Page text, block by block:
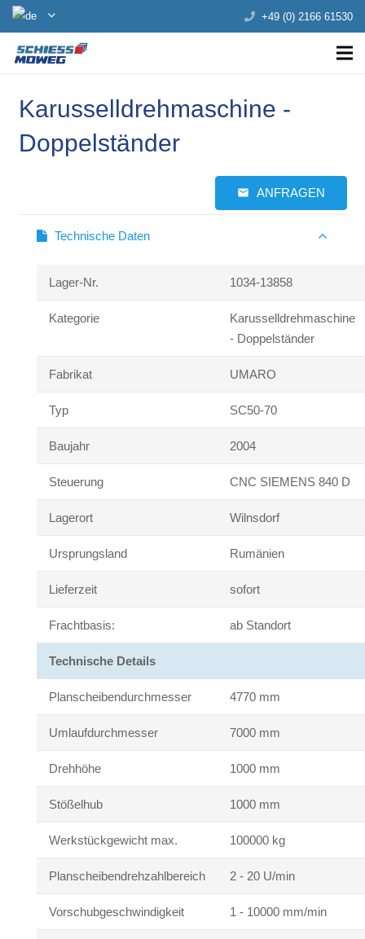
+49 (0) 2166 61530
Karusselldrehmaschine -
Doppelständer
email ANFRAGEN
Technische Daten
Lager-Nr. 1034-13858
Kategorie
Karusselldrehmaschine
- Doppelständer
Fabrikat UMARO
Typ SC50-70
Baujahr 2004
Steuerung CNC SIEMENS 840 D
Lagerort Wilnsdorf
Ursprungsland Rumänien
Lieferzeit sofort
Frachtbasis: ab Standort
Technische Details
Planscheibendurchmesser 4770 mm
Umlaufdurchmesser 7000 mm
Drehhöhe 1000 mm
Stößelhub 1000 mm
Werkstückgewicht max. 100000 kg
Planscheibendrehzahlbereich 2 - 20 U/min
Vorschubgeschwindigkeit 1 - 10000 mm/min